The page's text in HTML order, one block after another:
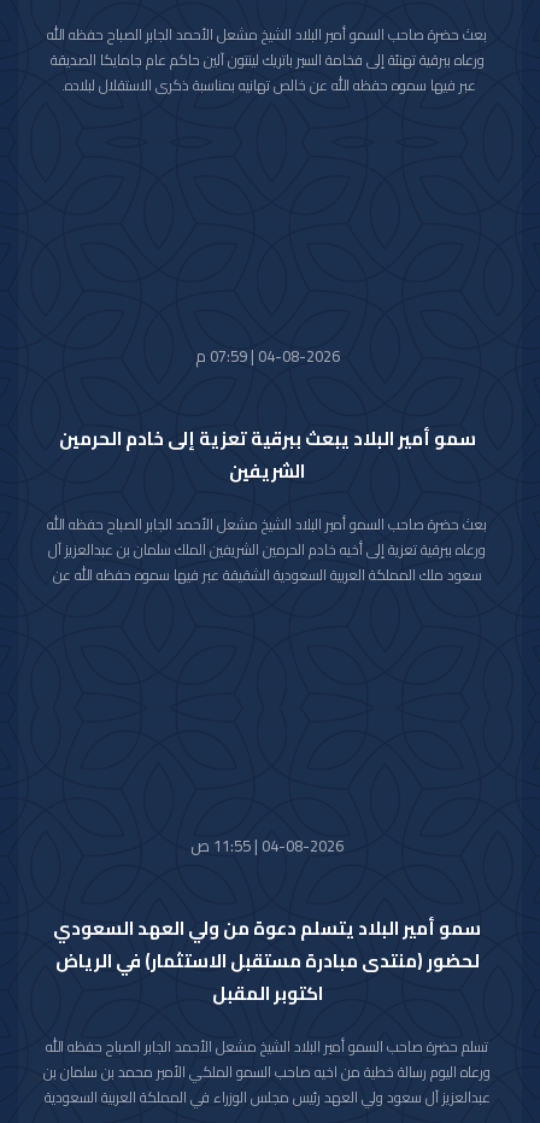
بعث حضرة صاحب السمو أمير البلاد الشيخ مشعل الأحمد الجابر الصباح حفظه الله
ورعاه ببرقية تهنئة إلى فخامة السير باتريك لينتون آلين حاكم عام جامايكا الصديقة
عبر فيها سموه حفظه الله عن خالص تهانيه بمناسبة ذكرى الاستقلال لبلاده.
04-08-2026 | 07:59 م
سمو أمير البلاد يبعث ببرقية تعزية إلى خادم الحرمين
الشريفين
بعث حضرة صاحب السمو أمير البلاد الشيخ مشعل الأحمد الجابر الصباح حفظه الله
ورعاه ببرقية تعزية إلى أخيه خادم الحرمين الشريفين الملك سلمان بن عبدالعزيز آل
سعود ملك المملكة العربية السعودية الشقيقة عبر فيها سموه حفظه الله عن
04-08-2026 | 11:55 ص
سمو أمير البلاد يتسلم دعوة من ولي العهد السعودي
لحضور (منتدى مبادرة مستقبل الاستثمار) في الرياض
اكتوبر المقبل
تسلم حضرة صاحب السمو أمير البلاد الشيخ مشعل الأحمد الجابر الصباح حفظه الله
ورعاه اليوم رسالة خطية من اخيه صاحب السمو الملكي الأمير محمد بن سلمان بن
عبدالعزيز آل سعود ولي العهد رئيس مجلس الوزراء في المملكة العربية السعودية